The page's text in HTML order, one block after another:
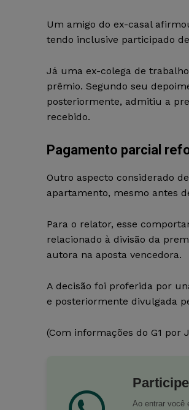
Um amigo do ex-casal
tendo inclusive participado
Já uma ex-colega de
prêmio. Segundo seu
posteriormente, admitiu a
recebido.
Pagamento parcial
Outro aspecto considerado
apartamento, mesmo antes
Para o relator, esse
relacionado à divisão da
autora na aposta vencedora.
A decisão foi proferida por
e posteriormente divulgada
(Com informações do G1 por
Ao entrar você